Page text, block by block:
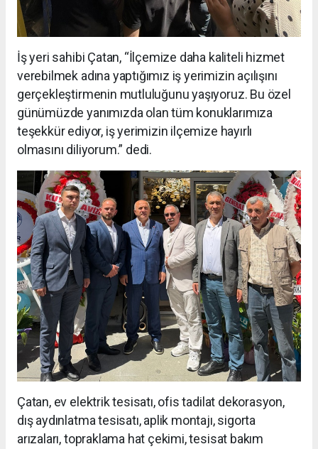
İş yeri sahibi Çatan, “İlçemize daha kaliteli hizmet
verebilmek adına yaptığımız iş yerimizin açılışını
gerçekleştirmenin mutluluğunu yaşıyoruz. Bu özel
günümüzde yanımızda olan tüm konuklarımıza
teşekkür ediyor, iş yerimizin ilçemize hayırlı
olmasını diliyorum.” dedi.
Çatan, ev elektrik tesisatı, ofis tadilat dekorasyon,
dış aydınlatma tesisatı, aplik montajı, sigorta
arızaları, topraklama hat çekimi, tesisat bakım